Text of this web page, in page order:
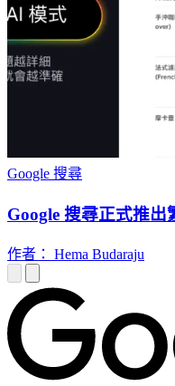
Google 搜尋
Google 搜尋正式推出
作者： Hema Budaraju